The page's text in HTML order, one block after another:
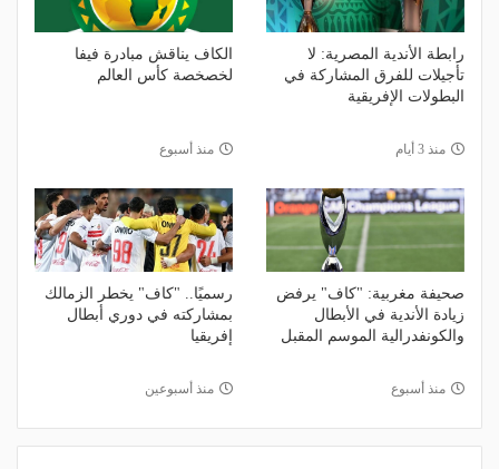
رابطة الأندية المصرية: لا
تأجيلات للفرق المشاركة في
البطولات الإفريقية
منذ 3 أيام
الكاف يناقش مبادرة فيفا
لخصخصة كأس العالم
منذ أسبوع
صحيفة مغربية: "كاف" يرفض
زيادة الأندية في الأبطال
والكونفدرالية الموسم المقبل
منذ أسبوع
رسميًا.. "كاف" يخطر الزمالك
بمشاركته في دوري أبطال
إفريقيا
منذ أسبوعين